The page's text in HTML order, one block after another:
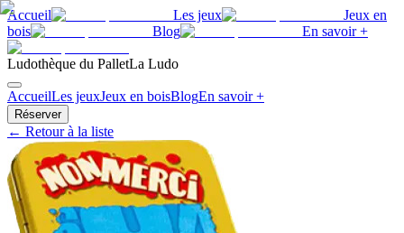
Accueil Les jeux
Jeux en
bois
Blog En savoir +
Ludothèque du PalletLa Ludo
AccueilLes jeuxJeux en boisBlogEn savoir +
Réserver
← Retour à la liste